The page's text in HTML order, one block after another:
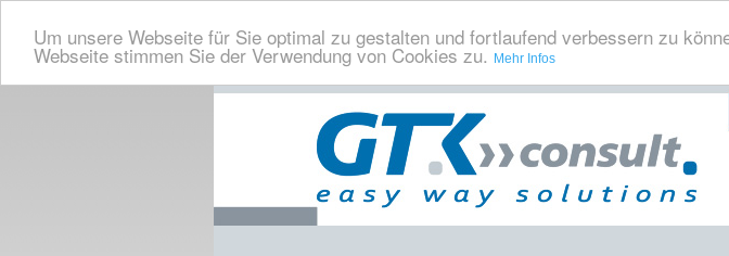
Um unsere Webseite für Sie optimal zu gestalten und fortlaufend verbessern zu
Webseite stimmen Sie der Verwendung von Cookies zu. Mehr Infos